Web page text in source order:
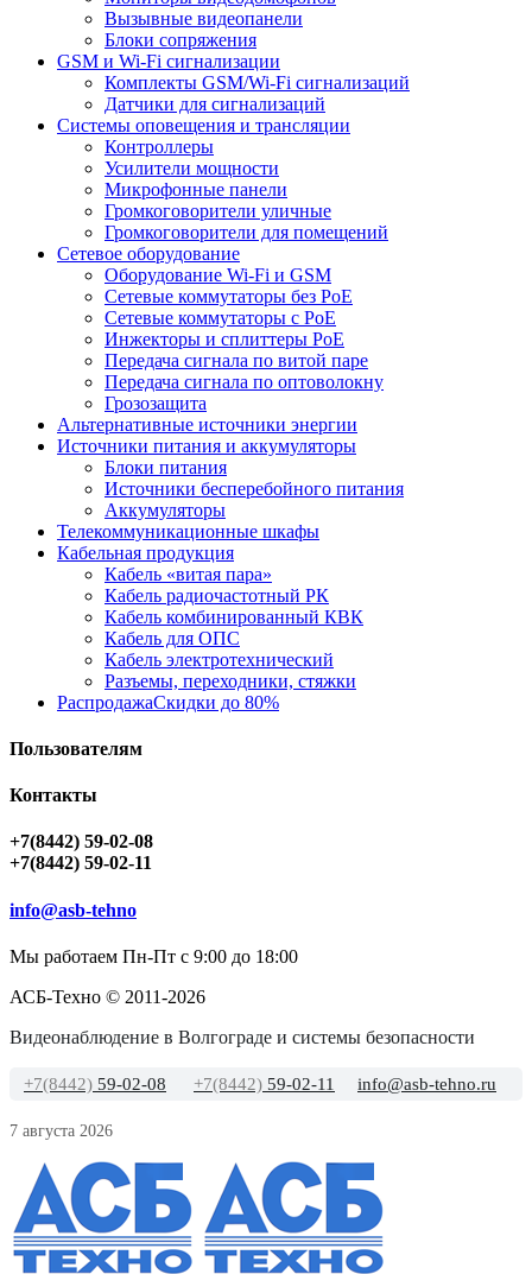
Вызывные видеопанели
Блоки сопряжения
GSM и Wi-Fi сигнализации
Комплекты GSM/Wi-Fi сигнализаций
Датчики для сигнализаций
Системы оповещения и трансляции
Контроллеры
Усилители мощности
Микрофонные панели
Громкоговорители уличные
Громкоговорители для помещений
Сетевое оборудование
Оборудование Wi-Fi и GSM
Сетевые коммутаторы без PoE
Сетевые коммутаторы с PoE
Инжекторы и сплиттеры PoE
Передача сигнала по витой паре
Передача сигнала по оптоволокну
Грозозащита
Альтернативные источники энергии
Источники питания и аккумуляторы
Блоки питания
Источники бесперебойного питания
Аккумуляторы
Телекоммуникационные шкафы
Кабельная продукция
Кабель «витая пара»
Кабель радиочастотный РК
Кабель комбинированный КВК
Кабель для ОПС
Кабель электротехнический
Разъемы, переходники, стяжки
РаспродажаСкидки до 80%
Пользователям
Контакты
+7(8442) 59-02-08
+7(8442) 59-02-11
info@asb-tehno
Мы работаем Пн-Пт с 9:00 до 18:00
АСБ-Техно © 2011-2026
Видеонаблюдение в Волгограде и системы безопасности
+7(8442) 59-02-08 +7(8442) 59-02-11 info@asb-tehno.ru
7 августа 2026